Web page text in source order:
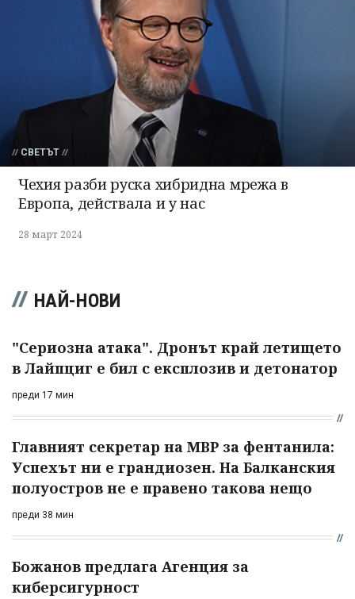
СВЕТЪТ
Чехия разби руска хибридна мрежа в
Европа, действала и у нас
28 март 2024
НАЙ-НОВИ
"Сериозна атака". Дронът край летището
в Лайпциг е бил с експлозив и детонатор
преди 17 мин
Главният секретар на МВР за фентанила:
Успехът ни е грандиозен. На Балканския
полуостров не е правено такова нещо
преди 38 мин
Божанов предлага Агенция за
киберсигурност